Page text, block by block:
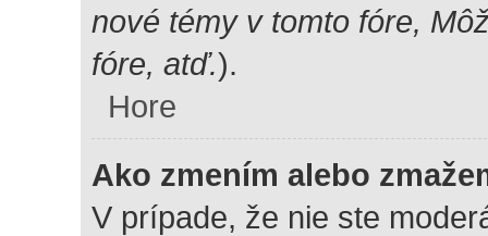
nové témy v tomto fóre,
fóre, atď.).
Hore
Ako zmením alebo
V prípade, že nie ste